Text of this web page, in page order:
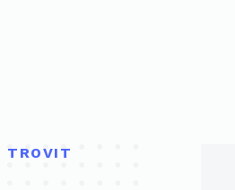
TROVIT